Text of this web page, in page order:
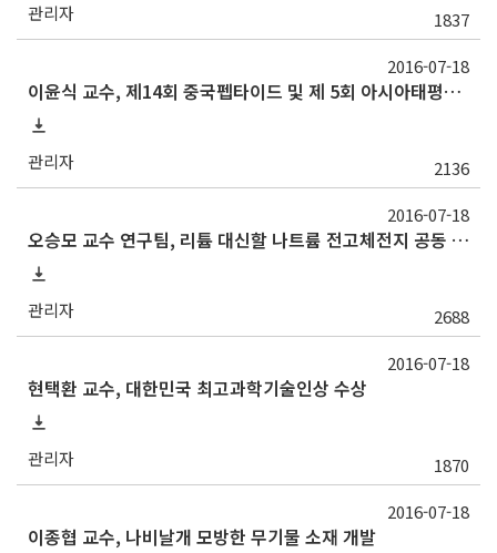
관리자 1837
이윤식 교수, 제14회 중국펩타이드 및 제 5회 아시아태평양 펩타이드 학회에서 수여하는 “Cathay Award” 수상
관리자 2136
2016-07-18
오승모 교수 연구팀, 리튬 대신할 나트륨 전고체전지 공동 개발
관리자 2688
2016-07-18
현택환 교수, 대한민국 최고과학기술인상 수상
관리자 1870
2016-07-18
이종협 교수, 나비날개 모방한 무기물 소재 개발
2016-07-18